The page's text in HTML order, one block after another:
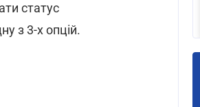
статус
з 3-х опцій.